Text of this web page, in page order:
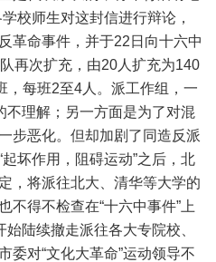
校师生对这封信进行辩论，
革命事件，并于22日向十六中
再次扩充，由20人扩充为140
，每班2至4人。派工作组，一
不理解；另一方面是为了对混
步恶化。但却加剧了同造反派
坏作用，阻碍运动”之后，北
，将派往北大、清华等大学的
不得不检查在“十六中事件”上
始陆续撤走派往各大专院校、
委对“文化大革命”运动领导不